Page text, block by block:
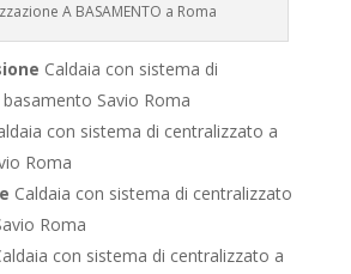
A BASAMENTO a Roma
Caldaia con sistema di
Savio Roma
con sistema di centralizzato a
Roma
Caldaia con sistema di centralizzato
Roma
con sistema di centralizzato a